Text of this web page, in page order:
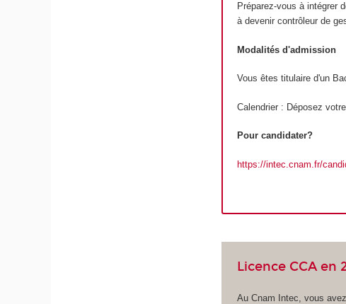
Préparez-vous à intégrer
à devenir contrôleur de
Modalités d'admission
Vous êtes titulaire d'un
Calendrier : Déposez
Pour candidater?
https://intec.cnam.fr/
Licence CCA en
Au Cnam Intec, vous